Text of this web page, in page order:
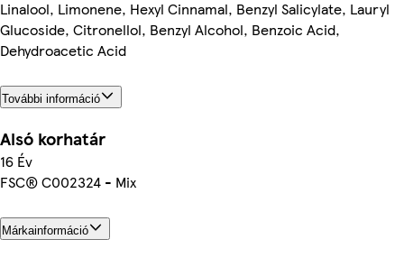
Linalool, Limonene, Hexyl Cinnamal, Benzyl Salicylate, Lauryl
Glucoside, Citronellol, Benzyl Alcohol, Benzoic Acid,
Dehydroacetic Acid
További információ
Alsó korhatár
16 Év
FSC® C002324 - Mix
Márkainformáció